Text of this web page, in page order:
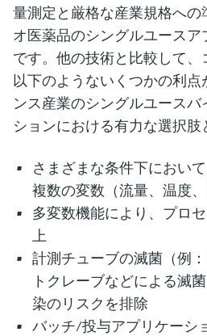
量測定と厳格な産業規格への
オ医薬品のシングルユース
です。他の技術と比較して
以下のようないくつかの利
ンス産業のシングルユース
ションにおける有力な選択肢
さまざまな条件下におい
複数の変数（流量、温度
多変数機能により、プロ
上
計測チューブの滅菌（例
トクレーブなどによる滅
染のリスクを排除
バッチ/投与アプリケーシ